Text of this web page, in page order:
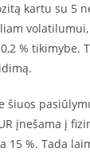
kartu su 5
%
šiuos
įnešama į
15 %. Tada